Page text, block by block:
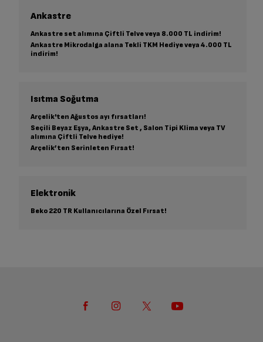
Ankastre
Ankastre set alımına Çiftli Telve veya 8.000 TL indirim!
Ankastre Mikrodalga alana Tekli TKM Hediye veya 4.000 TL
indirim!
Isıtma Soğutma
Arçelik'ten Ağustos ayı fırsatları!
Seçili Beyaz Eşya, Ankastre Set , Salon Tipi Klima veya TV
alımına Çiftli Telve hediye!
Arçelik’ten Serinleten Fırsat!
Elektronik
Beko 220 TR Kullanıcılarına Özel Fırsat!